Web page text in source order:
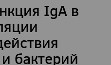
IgA в
бактерий